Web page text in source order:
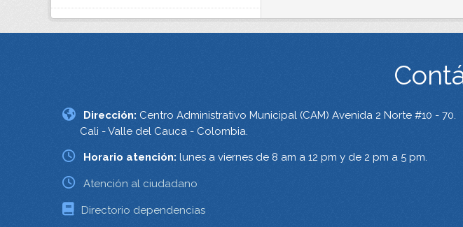
Dirección: Centro Administrativo Municipal (CAM) Avenida 2 Norte #10 - 70.
Cali - Valle del Cauca - Colombia.
Horario atención: lunes a viernes de 8 am a 12 pm y de 2 pm a 5 pm.
Atención al ciudadano
Directorio dependencias